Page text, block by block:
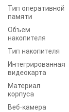
Тип оперативной
памяти
Объем
накопителя
Тип накопителя
Интегрированная
видеокарта
Материал
корпуса
Веб-камера